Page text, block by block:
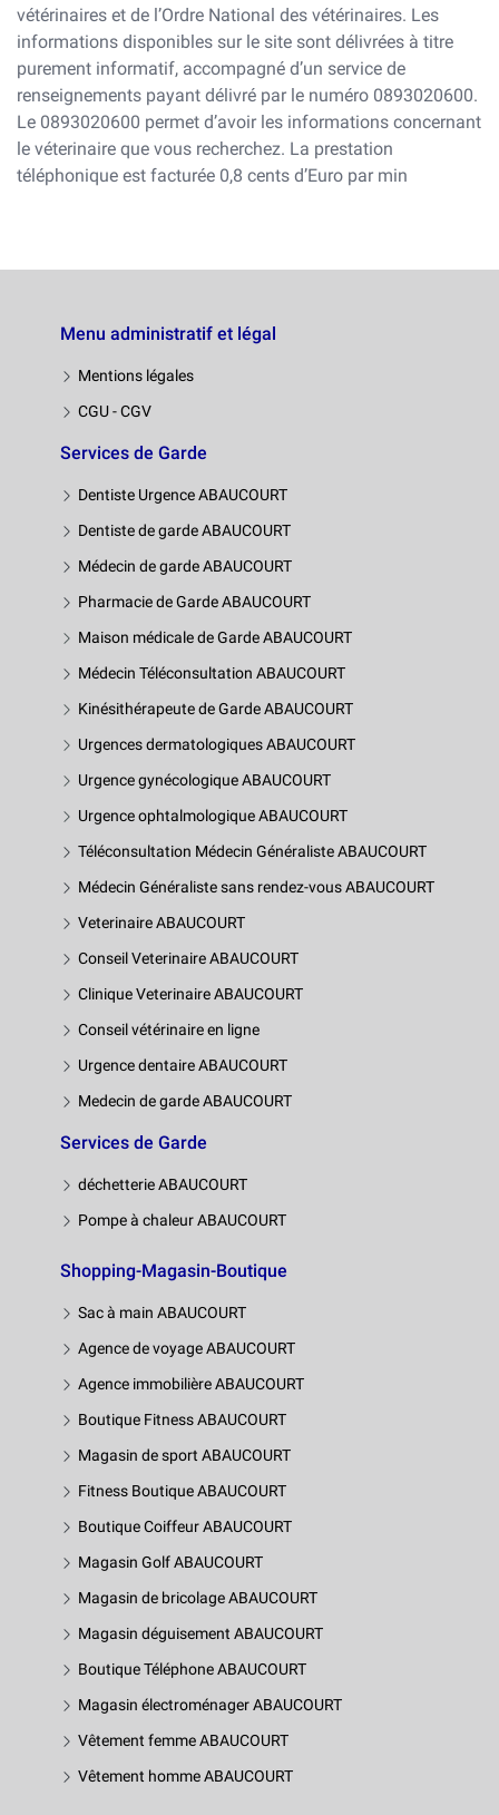
vétérinaires et de l’Ordre National des vétérinaires. Les
informations disponibles sur le site sont délivrées à titre
purement informatif, accompagné d’un service de
renseignements payant délivré par le numéro 0893020600.
Le 0893020600 permet d’avoir les informations concernant
le véterinaire que vous recherchez. La prestation
téléphonique est facturée 0,8 cents d’Euro par min
Menu administratif et légal
Mentions légales
CGU - CGV
Services de Garde
Dentiste Urgence ABAUCOURT
Dentiste de garde ABAUCOURT
Médecin de garde ABAUCOURT
Pharmacie de Garde ABAUCOURT
Maison médicale de Garde ABAUCOURT
Médecin Téléconsultation ABAUCOURT
Kinésithérapeute de Garde ABAUCOURT
Urgences dermatologiques ABAUCOURT
Urgence gynécologique ABAUCOURT
Urgence ophtalmologique ABAUCOURT
Téléconsultation Médecin Généraliste ABAUCOURT
Médecin Généraliste sans rendez-vous ABAUCOURT
Veterinaire ABAUCOURT
Conseil Veterinaire ABAUCOURT
Clinique Veterinaire ABAUCOURT
Conseil vétérinaire en ligne
Urgence dentaire ABAUCOURT
Medecin de garde ABAUCOURT
Services de Garde
déchetterie ABAUCOURT
Pompe à chaleur ABAUCOURT
Shopping-Magasin-Boutique
Sac à main ABAUCOURT
Agence de voyage ABAUCOURT
Agence immobilière ABAUCOURT
Boutique Fitness ABAUCOURT
Magasin de sport ABAUCOURT
Fitness Boutique ABAUCOURT
Boutique Coiffeur ABAUCOURT
Magasin Golf ABAUCOURT
Magasin de bricolage ABAUCOURT
Magasin déguisement ABAUCOURT
Boutique Téléphone ABAUCOURT
Magasin électroménager ABAUCOURT
Vêtement femme ABAUCOURT
Vêtement homme ABAUCOURT